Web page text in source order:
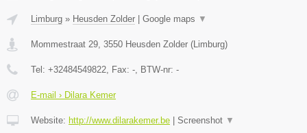
Limburg » Heusden Zolder | Google maps ▼
Mommestraat 29 3550 Heusden Zolder (Limburg)
Tel: +32484549822 , Fax: - , BTW-nr: -
E-mail › Dilara Kemer
Website: http://www.dilarakemer.be | Screenshot ▼